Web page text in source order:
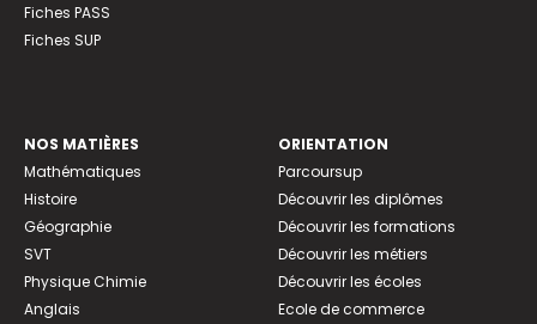
Fiches PASS
Fiches SUP
NOS MATIÈRES
Mathématiques
Histoire
Géographie
SVT
Physique Chimie
Anglais
ORIENTATION
Parcoursup
Découvrir les diplômes
Découvrir les formations
Découvrir les métiers
Découvrir les écoles
Ecole de commerce